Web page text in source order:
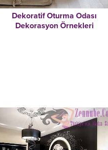
Dekoratif Oturma Odası
Dekorasyon Örnekleri